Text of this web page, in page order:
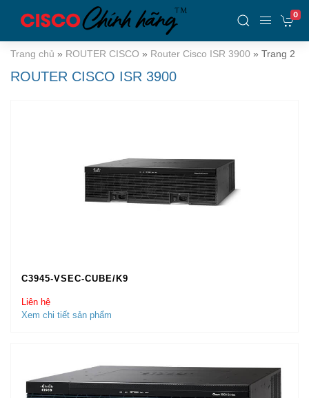
0
Trang chủ » ROUTER CISCO » Router Cisco ISR 3900 » Trang 2
ROUTER CISCO ISR 3900
C3945-VSEC-CUBE/K9
Liên hệ
Xem chi tiết sản phẩm